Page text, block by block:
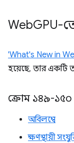
WebGPU-
'What's New in
হয়েছে, তার একটি
ক্রোম ১৪৯-১৫০
অবিলম্বে
ক্ষণস্থায়ী